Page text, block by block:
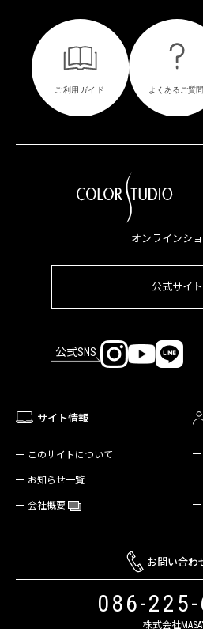
オンラインシ
公式サイト
公式SNS
サイト情報
このサイトについて
お知らせ一覧
会社概要
お問い合わ
086-
株式会社